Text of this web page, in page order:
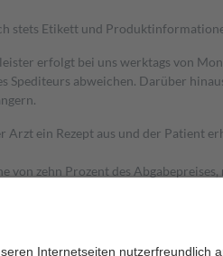
stets Etikett und
erfolgt bei uns werktags von
abweichen. Darüber
ein Rezept aus und der Patient
zehn Prozent des Abgabepreises,
Gesundheit zu stärken und die